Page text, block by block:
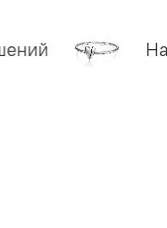
На